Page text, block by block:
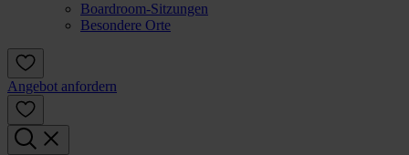
Boardroom-Sitzungen
Besondere Orte
Angebot anfordern